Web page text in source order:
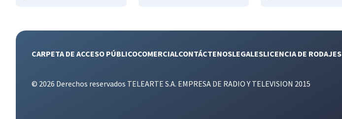
CARPETA DE ACCESO PÚBLICOCOMERCIALCONTÁCTENOSLEGALESLICENCIA DE RODAJES
© 2026 Derechos reservados TELEARTE S.A. EMPRESA DE RADIO Y TELEVISION 2015